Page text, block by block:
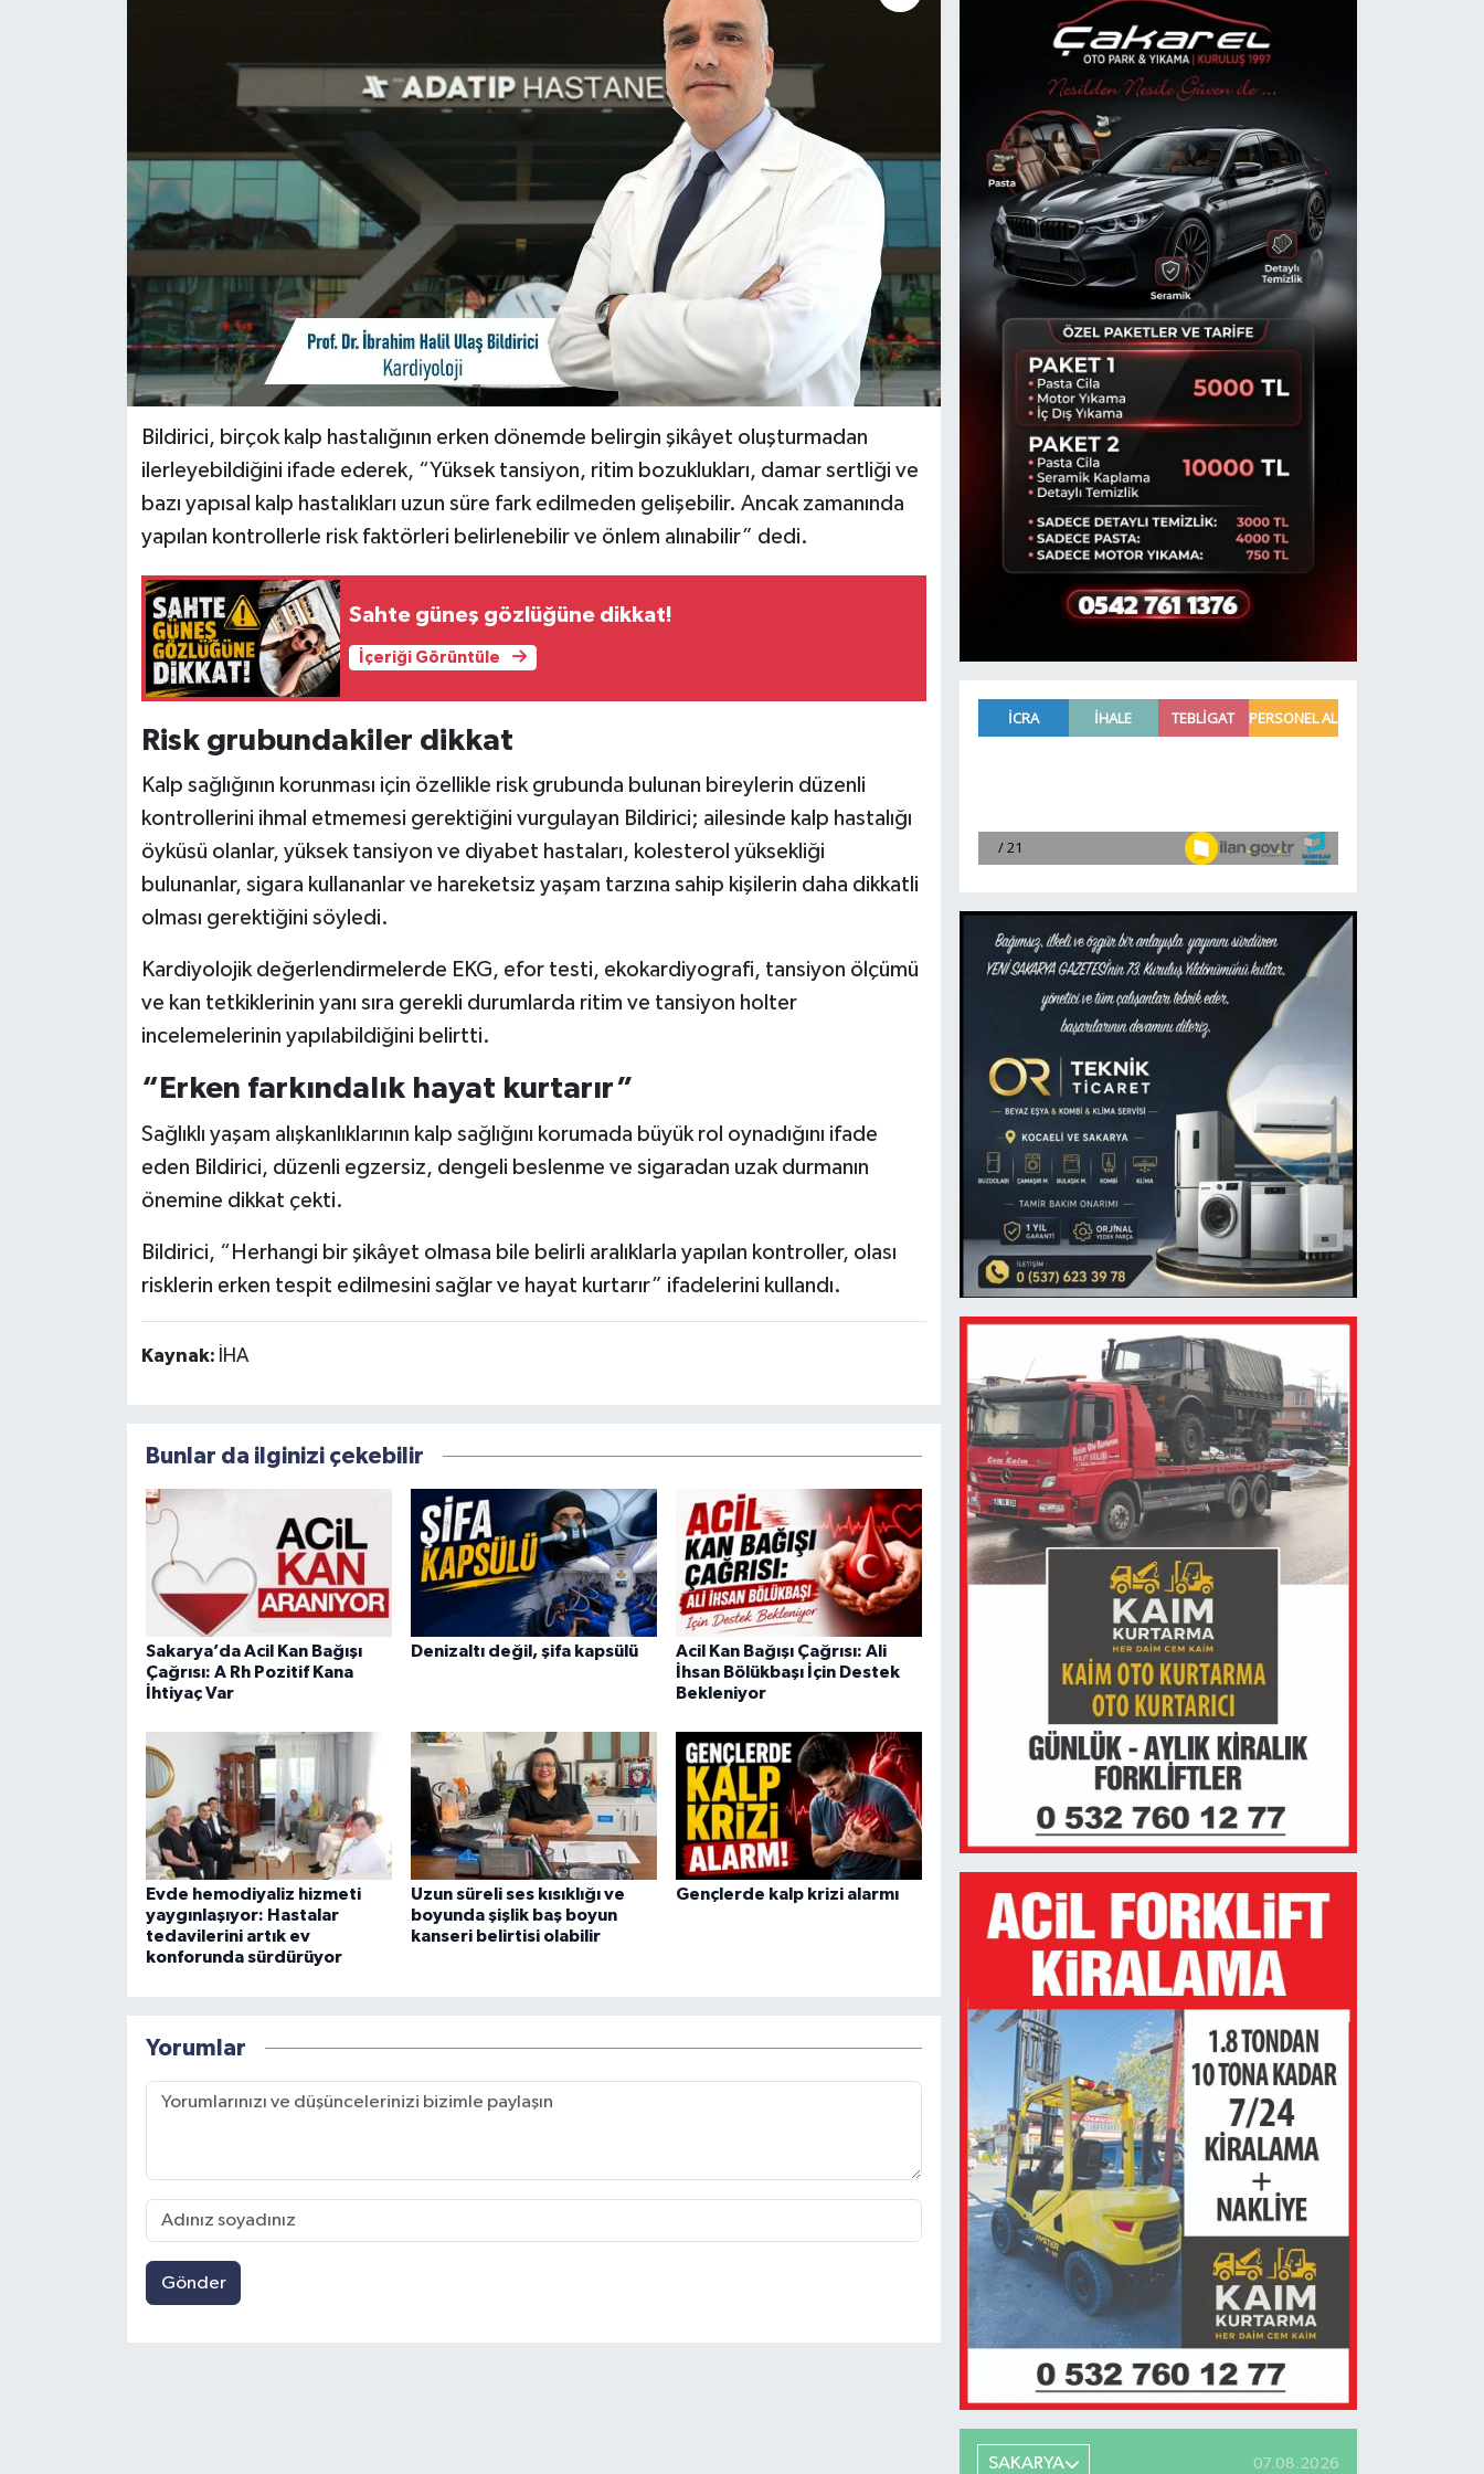
Bildirici, birçok kalp hastalığının erken dönemde belirgin şikâyet oluşturmadan
ilerleyebildiğini ifade ederek, “Yüksek tansiyon, ritim bozuklukları, damar sertliği ve
bazı yapısal kalp hastalıkları uzun süre fark edilmeden gelişebilir. Ancak zamanında
yapılan kontrollerle risk faktörleri belirlenebilir ve önlem alınabilir” dedi.
Sahte güneş gözlüğüne dikkat!
İçeriği Görüntüle
Risk grubundakiler dikkat
Kalp sağlığının korunması için özellikle risk grubunda bulunan bireylerin düzenli
kontrollerini ihmal etmemesi gerektiğini vurgulayan Bildirici; ailesinde kalp hastalığı
öyküsü olanlar, yüksek tansiyon ve diyabet hastaları, kolesterol yüksekliği
bulunanlar, sigara kullananlar ve hareketsiz yaşam tarzına sahip kişilerin daha dikkatli
olması gerektiğini söyledi.
Kardiyolojik değerlendirmelerde EKG, efor testi, ekokardiyografi, tansiyon ölçümü
ve kan tetkiklerinin yanı sıra gerekli durumlarda ritim ve tansiyon holter
incelemelerinin yapılabildiğini belirtti.
“Erken farkındalık hayat kurtarır”
Sağlıklı yaşam alışkanlıklarının kalp sağlığını korumada büyük rol oynadığını ifade
eden Bildirici, düzenli egzersiz, dengeli beslenme ve sigaradan uzak durmanın
önemine dikkat çekti.
Bildirici, “Herhangi bir şikâyet olmasa bile belirli aralıklarla yapılan kontroller, olası
risklerin erken tespit edilmesini sağlar ve hayat kurtarır” ifadelerini kullandı.
Kaynak: İHA
Bunlar da ilginizi çekebilir
Sakarya’da Acil Kan Bağışı
Çağrısı: A Rh Pozitif Kana
İhtiyaç Var
Denizaltı değil, şifa kapsülü
Acil Kan Bağışı Çağrısı: Ali
İhsan Bölükbaşı İçin Destek
Bekleniyor
Evde hemodiyaliz hizmeti
yaygınlaşıyor: Hastalar
tedavilerini artık ev
konforunda sürdürüyor
Uzun süreli ses kısıklığı ve
boyunda şişlik baş boyun
kanseri belirtisi olabilir
Gençlerde kalp krizi alarmı
Yorumlar
Gönder
SAKARYA 07.08.2026